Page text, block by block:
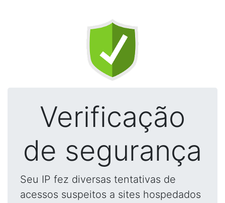
Verificação
de segurança
Seu IP fez diversas tentativas de
acessos suspeitos a sites hospedados